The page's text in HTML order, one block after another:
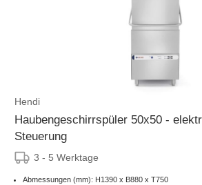
Hendi
Haubengeschirrspüler 50x50 -
Steuerung
3 - 5 Werktage
Abmessungen (mm): H1390 x B880 x T750